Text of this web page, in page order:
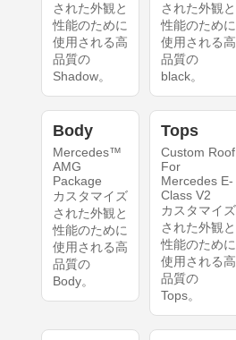
された外観と
性能のために
使用される高
品質の
Shadow。
された外観と
性能のために
使用される高
品質の
black。
Body
Mercedes™
AMG
Package
カスタマイズ
された外観と
性能のために
使用される高
品質の
Body。
Tops
Custom Roof
For
Mercedes E-
Class V2
カスタマイズ
された外観と
性能のために
使用される高
品質の
Tops。